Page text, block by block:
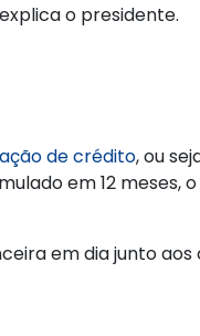
o presidente.
de crédito, ou
em 12
em dia junto